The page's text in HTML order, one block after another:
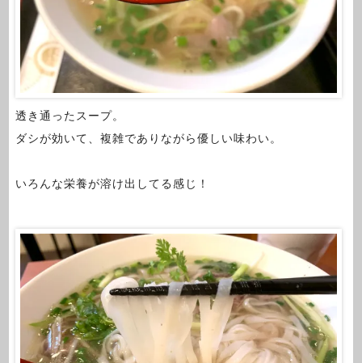
透き通ったスープ。
ダシが効いて、複雑でありながら優しい味わい。
いろんな栄養が溶け出してる感じ！